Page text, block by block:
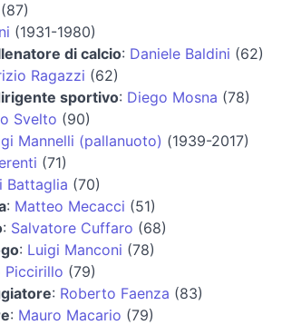
(87)
(1931-1980)
di calcio: Daniele Baldini (62)
Ragazzi (62)
sportivo: Diego Mosna (78)
Svelto (90)
Mannelli (pallanuoto) (1939-2017)
(71)
Battaglia (70)
: Matteo Mecacci (51)
: Salvatore Cuffaro (68)
: Luigi Manconi (78)
Piccirillo (79)
: Roberto Faenza (83)
: Mauro Macario (79)